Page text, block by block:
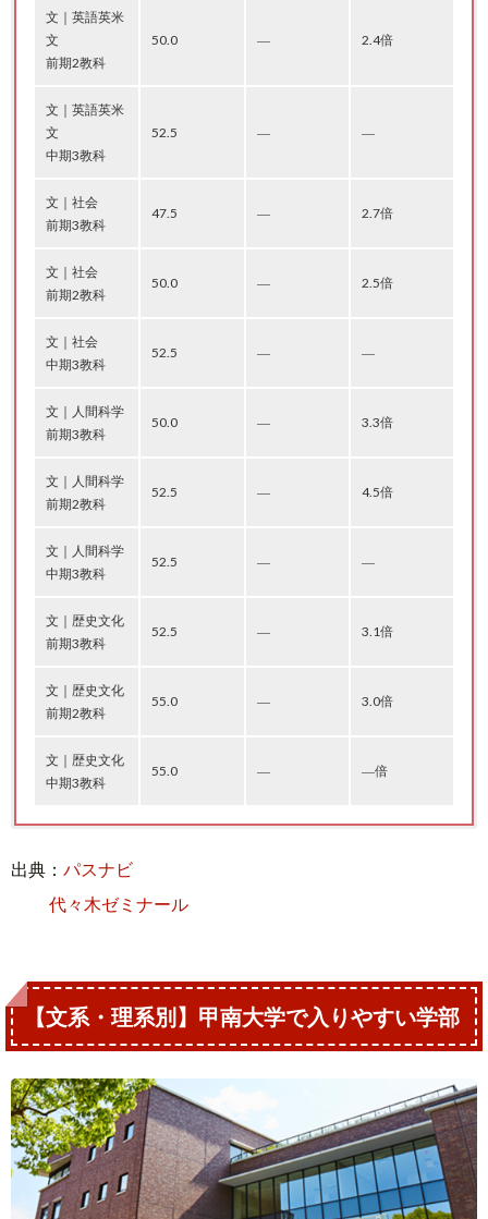
文｜英語英米
文
前期2教科
50.0 ― 2.4倍
文｜英語英米
文
中期3教科
52.5 ― ―
文｜社会
前期3教科
47.5 ― 2.7倍
文｜社会
前期2教科
50.0 ― 2.5倍
文｜社会
中期3教科
52.5 ― ―
文｜人間科学
前期3教科
50.0 ― 3.3倍
文｜人間科学
前期2教科
52.5 ― 4.5倍
文｜人間科学
中期3教科
52.5 ― ―
文｜歴史文化
前期3教科
52.5 ― 3.1倍
文｜歴史文化
前期2教科
55.0 ― 3.0倍
文｜歴史文化
中期3教科
55.0 ― ―倍
理工｜物理
前期(共テ利
理工｜物理
併用前期3教
科 (共テ利用)
47.5 65% 2.2倍
理工｜生物
前期(共テ利
用)
― 3.6倍
理工｜生物
併用前期3教
47.5 57% 2.1倍
経済｜経済 前
期(共テ利用)
―
併用前期3教
科 (共テ利用)
47.5 68% 3.1倍
併用前期2教
科 (共テ利用)
50.0 78%
経済｜経済
前期3教科
47.5 ― 2.8倍
法｜法
前期3科目型
法｜法
前期4科目型
(共テ利用)
― 70% 1.6倍
法｜法
併用前期3教
科(共テ利用)
50.0 2.8倍
法｜法
併用前期2教
50.0 70% 2.7倍
経営｜経営
前期(共テ利
経営｜経営
併用前期3教
科(共テ利用)
50.0 64% 3.1倍
経営｜経営
併用前期2教
科(共テ利用)
50.0 3.7倍
経営｜経営
前期3教科
50.0 ― 3.2倍
知能情報｜知
能情報
知能情報｜知
能情報
併用前期3教
科(共テ利用)
47.5 71% 2.8倍
知能情報｜知
能情報
併用前期2教
科(共テ利用)
47.5 75% 3.0倍
マネジメント
創造｜マネジ
型(共テ利用)
マネジメント
創造｜マネジ
メント創造
前期バランス
型(共テ利用)
― 63%
マネジメント
創造｜マネジ
フロンティア
サイエンス｜
用)
フロンティア
サイエンス｜
生命化学
併用前期3教
科(共テ利用)
45.0 48%
フロンティア
サイエンス｜
出典： パスナビ
代々木ゼミナール
【文系・理系別】甲南大学で入りやすい学部